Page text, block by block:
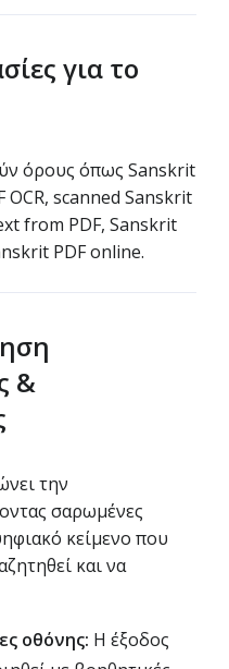
για το
όρους όπως Sanskrit
OCR, scanned Sanskrit
from PDF, Sanskrit
PDF online.
&
την
σαρωμένες
κείμενο που
και να
οθόνης: Η έξοδος